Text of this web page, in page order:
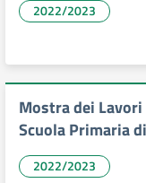
2022/2023
Mostra dei
Scuola Primaria
2022/2023